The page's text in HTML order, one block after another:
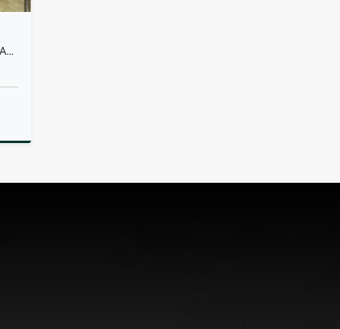
OFICINA EN ALQUILER EN EL POBLADO